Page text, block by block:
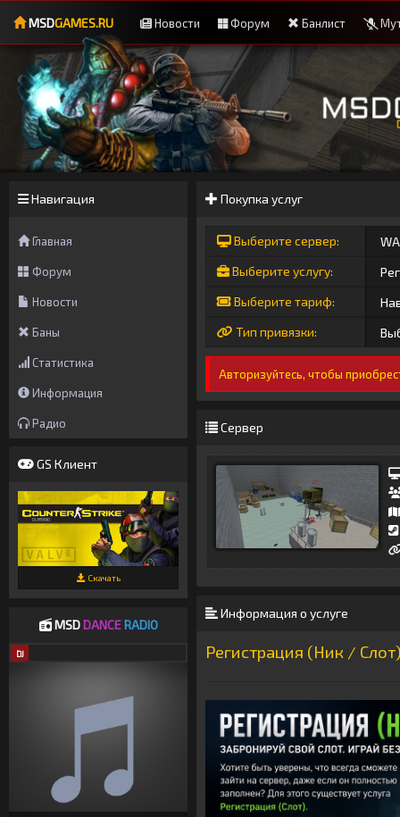
MSDGAMES.RU Новости Форум Банлист
Навигация
Главная
Форум
Новости
Баны
Статистика
Информация
Радио
GS Клиент
Скачать
MSDDANCE RADIO
DJ
Покупка услуг
Выберите сервер:
Выберите услугу:
Выберите тариф:
Тип привязки:
Авторизуйтесь, чтобы
Сервер
Информация о услуге
Регистрация (Ник /